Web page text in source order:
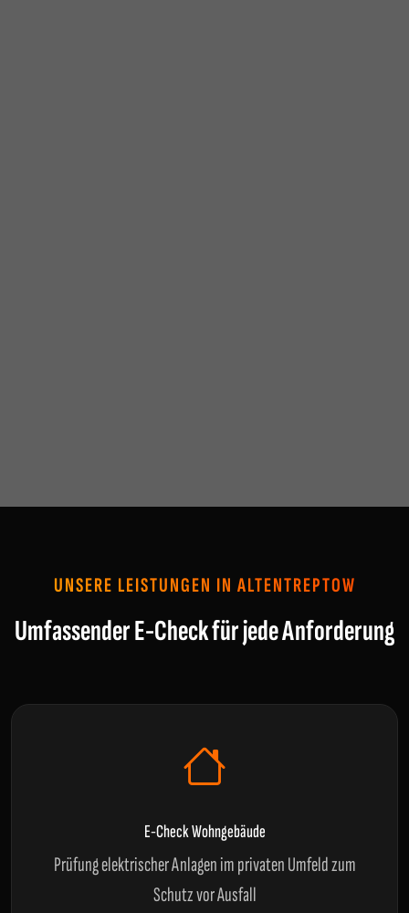
UNSERE LEISTUNGEN IN ALTENTREPTOW
Umfassender E-Check für jede Anforderung
E-Check Wohngebäude
Prüfung elektrischer Anlagen im privaten Umfeld zum
Schutz vor Ausfall